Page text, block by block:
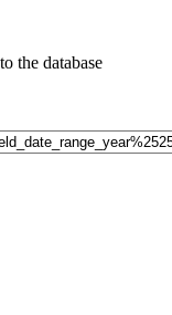
the database